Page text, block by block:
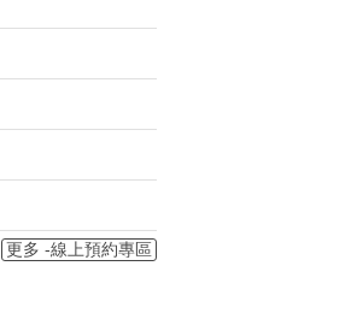
更多 -線上預約專區